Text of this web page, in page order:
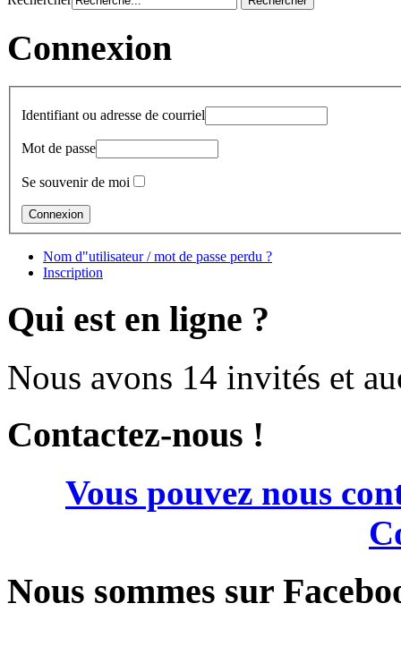
Connexion
Identifiant ou adresse de courriel
Mot de passe
Se souvenir de moi
Nom d"utilisateur / mot de passe perdu ?
Inscription
Qui est en ligne ?
Nous avons 14 invités et
Contactez-nous !
Vous pouvez nous
Nous sommes sur